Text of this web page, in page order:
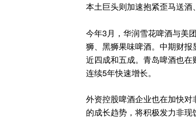
本土巨头则加速抱紧歪马送酒
今年3月，华润雪花啤酒与美
狮、黑狮果味啤酒。中期财
近四成和五成。青岛啤酒也
连续5年快速增长。
外资控股啤酒企业也在加快
的成长趋势，将积极发力非现